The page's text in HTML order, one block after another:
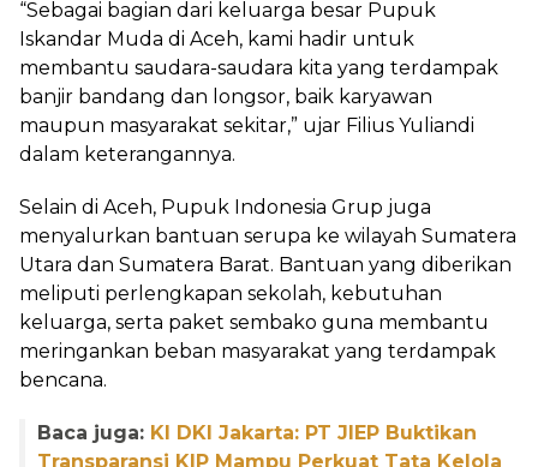
“Sebagai bagian dari keluarga besar Pupuk
Iskandar Muda di Aceh, kami hadir untuk
membantu saudara-saudara kita yang terdampak
banjir bandang dan longsor, baik karyawan
maupun masyarakat sekitar,” ujar Filius Yuliandi
dalam keterangannya.
Selain di Aceh, Pupuk Indonesia Grup juga
menyalurkan bantuan serupa ke wilayah Sumatera
Utara dan Sumatera Barat. Bantuan yang diberikan
meliputi perlengkapan sekolah, kebutuhan
keluarga, serta paket sembako guna membantu
meringankan beban masyarakat yang terdampak
bencana.
Baca juga: KI DKI Jakarta: PT JIEP Buktikan
Transparansi KIP Mampu Perkuat Tata Kelola